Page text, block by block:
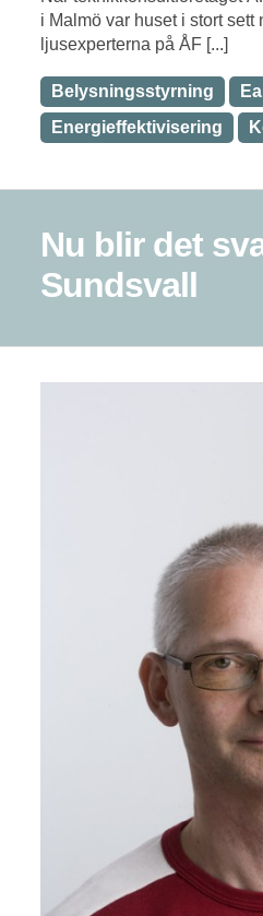
i Malmö var huset i stort sett
ljusexperterna på ÅF [...]
Belysningsstyrning
Energieffektivisering
Nu blir det
Sundsvall